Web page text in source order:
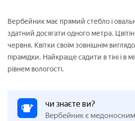
Вербейник має прямий стебло і
здатний досягати одного метра.
червня. Квітки своїм зовнішнім
пірамідки. Найкраще садити в тіні і в
рівнем вологості.
чи знаєте ви?
Вербейник є